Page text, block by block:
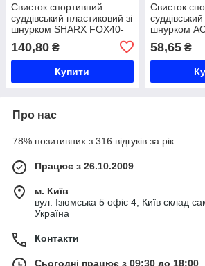
Свисток спортивний
суддівський пластиковий зі
шнурком SHARX FOX40-
асортименті Код FOX40-
SHARX
140,80 ₴
Купити
Свисток
шнурком
кольори в
A540
58,65₴
Про нас
78% позитивних з 316 відгуків за рік
Працює з 26.10.2009
м. Київ
вул. Ізюмська 5 офіс 4, Київ склад
Україна
Контакти
Сьогодні працює з 09:30 до 18:00